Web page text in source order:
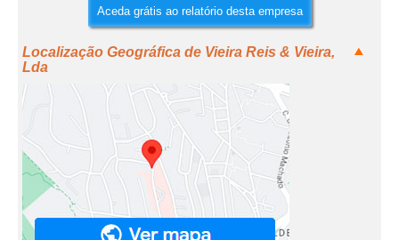
Aceda grátis ao relatório desta empresa
Localização Geográfica de Vieira Reis & Vieira,
Lda